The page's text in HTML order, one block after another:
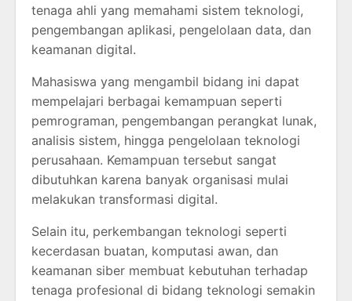
tenaga ahli yang memahami sistem teknologi,
pengembangan aplikasi, pengelolaan data, dan
keamanan digital.
Mahasiswa yang mengambil bidang ini dapat
mempelajari berbagai kemampuan seperti
pemrograman, pengembangan perangkat lunak,
analisis sistem, hingga pengelolaan teknologi
perusahaan. Kemampuan tersebut sangat
dibutuhkan karena banyak organisasi mulai
melakukan transformasi digital.
Selain itu, perkembangan teknologi seperti
kecerdasan buatan, komputasi awan, dan
keamanan siber membuat kebutuhan terhadap
tenaga profesional di bidang teknologi semakin